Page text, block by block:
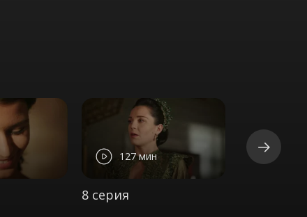
127 мин
8 серия
130